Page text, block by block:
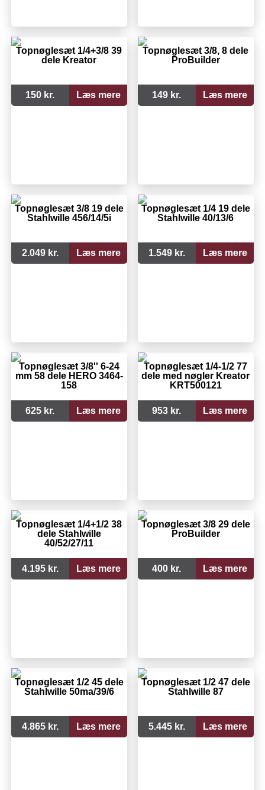
Topnøglesæt 1/4+3/8 39
dele Kreator
150 kr. Læs mere
Topnøglesæt 3/8, 8 dele
ProBuilder
149 kr. Læs mere
Topnøglesæt 3/8 19 dele
Stahlwille 456/14/5i
2.049 kr. Læs mere
Topnøglesæt 1/4 19 dele
Stahlwille 40/13/6
1.549 kr. Læs mere
Topnøglesæt 3/8'' 6-24
mm 58 dele HERO 3464-
158
625 kr. Læs mere
Topnøglesæt 1/4-1/2 77
dele med nøgler Kreator
KRT500121
953 kr. Læs mere
Topnøglesæt 1/4+1/2 38
dele Stahlwille
40/52/27/11
4.195 kr. Læs mere
Topnøglesæt 3/8 29 dele
ProBuilder
400 kr. Læs mere
Topnøglesæt 1/2 45 dele
Stahlwille 50ma/39/6
4.865 kr. Læs mere
Topnøglesæt 1/2 47 dele
Stahlwille 87
5.445 kr. Læs mere